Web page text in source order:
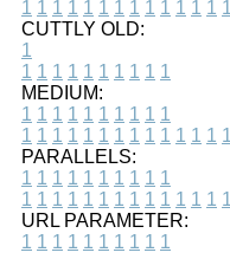
1 1 1 1 1 1 1 1 1 1 1 1 1 1
CUTTLY OLD:
1
1 1 1 1 1 1 1 1 1 1
MEDIUM:
1 1 1 1 1 1 1 1 1 1
1 1 1 1 1 1 1 1 1 1 1 1 1 1
PARALLELS:
1 1 1 1 1 1 1 1 1 1
1 1 1 1 1 1 1 1 1 1 1 1 1 1
URL PARAMETER:
1 1 1 1 1 1 1 1 1 1